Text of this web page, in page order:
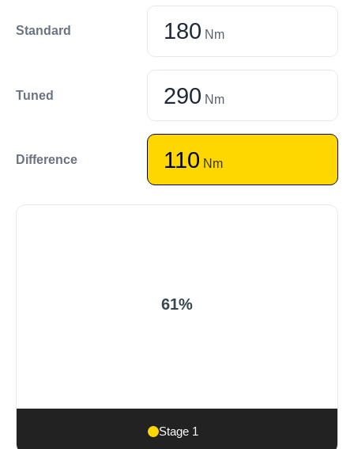
Standard 180 Nm
Tuned 290 Nm
Difference 110 Nm
61%
Stage 1